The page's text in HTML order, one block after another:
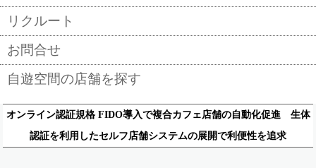
リクルート
お問合せ
自遊空間の店舗を探す
オンライン認証規格 FIDO導入で複合カフェ店舗の自動化促進 生体
認証を利用したセルフ店舗システムの展開で利便性を追求